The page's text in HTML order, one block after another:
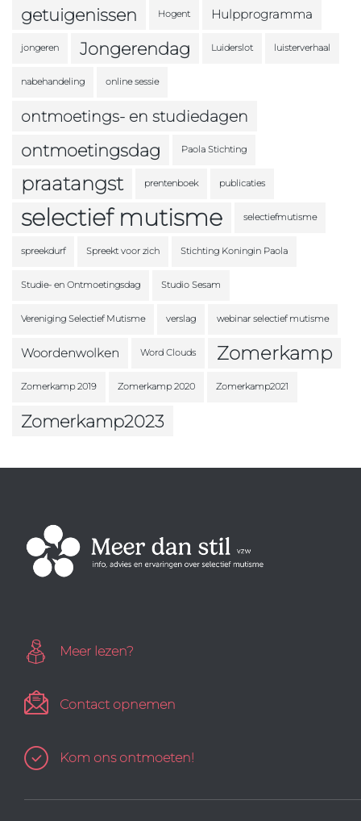
getuigenissen Hogent Hulpprogramma
jongeren Jongerendag Luiderslot luisterverhaal
nabehandeling online sessie
ontmoetings- en studiedagen
ontmoetingsdag Paola Stichting
praatangst prentenboek publicaties
selectief mutisme selectiefmutisme
spreekdurf Spreekt voor zich Stichting Koningin Paola
Studie- en Ontmoetingsdag Studio Sesam
Vereniging Selectief Mutisme verslag webinar selectief mutisme
Woordenwolken Word Clouds Zomerkamp
Zomerkamp 2019 Zomerkamp 2020 Zomerkamp2021
Zomerkamp2023
Meer lezen?
Contact opnemen
Kom ons ontmoeten!